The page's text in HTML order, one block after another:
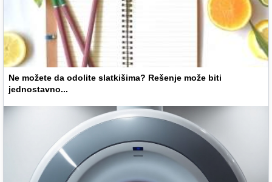
Ne možete da odolite slatkišima? Rešenje može biti
jednostavno...